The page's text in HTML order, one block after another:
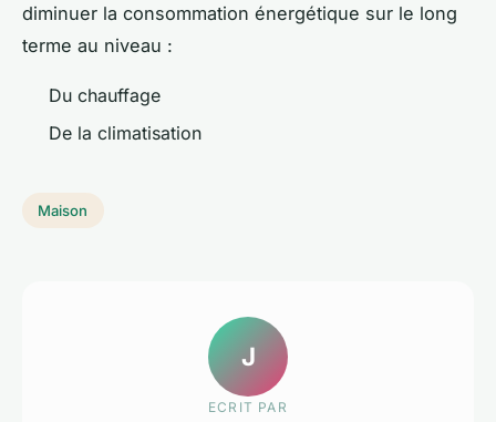
diminuer la consommation énergétique sur le long
terme au niveau :
Du chauffage
De la climatisation
Maison
J
ECRIT PAR